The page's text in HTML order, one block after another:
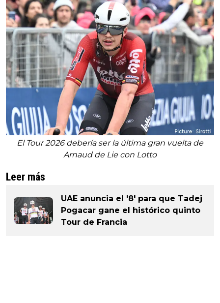
El Tour 2026 debería ser la última gran vuelta de
Arnaud de Lie con Lotto
Leer más
UAE anuncia el '8' para que Tadej
Pogacar gane el histórico quinto
Tour de Francia